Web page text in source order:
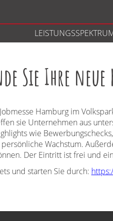
Sie Ihre neue
Hamburg im
sie Unternehmen aus
wie
Wachstum.
Der Eintritt ist frei und
und starten Sie durch: